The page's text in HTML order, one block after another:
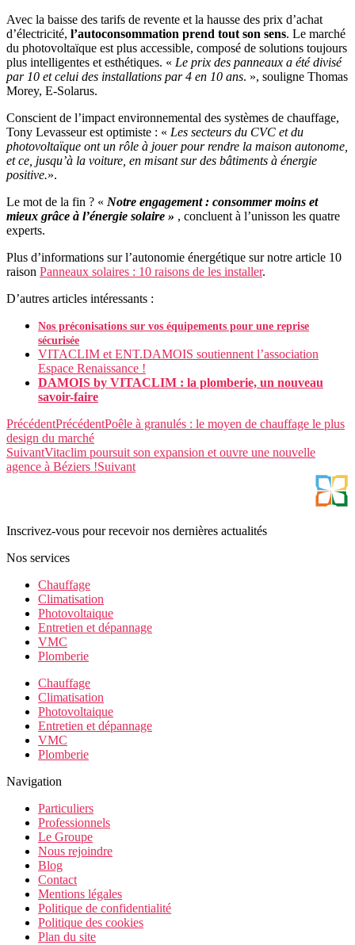
Avec la baisse des tarifs de revente et la hausse des prix d’achat
d’électricité, l’autoconsommation prend tout son sens. Le marché
du photovoltaïque est plus accessible, composé de solutions toujours
plus intelligentes et esthétiques. « Le prix des panneaux a été divisé
par 10 et celui des installations par 4 en 10 ans. », souligne Thomas
Morey, E-Solarus.
Conscient de l’impact environnemental des systèmes de chauffage,
Tony Levasseur est optimiste : « Les secteurs du CVC et du
photovoltaïque ont un rôle à jouer pour rendre la maison autonome,
et ce, jusqu’à la voiture, en misant sur des bâtiments à énergie
positive.».
Le mot de la fin ? « Notre engagement : consommer moins et
mieux grâce à l’énergie solaire » , concluent à l’unisson les quatre
experts.
Plus d’informations sur l’autonomie énergétique sur notre article 10
raison Panneaux solaires : 10 raisons de les installer.
D’autres articles intéressants :
Nos préconisations sur vos équipements pour une reprise
sécurisée
VITACLIM et ENT.DAMOIS soutiennent l’association
Espace Renaissance !
DAMOIS by VITACLIM : la plomberie, un nouveau
savoir-faire
PrécédentPrécédentPoêle à granulés : le moyen de chauffage le plus
design du marché
SuivantVitaclim poursuit son expansion et ouvre une nouvelle
agence à Béziers !Suivant
Inscrivez-vous pour recevoir nos dernières actualités
Nos services
Chauffage
Climatisation
Photovoltaique
Entretien et dépannage
VMC
Plomberie
Chauffage
Climatisation
Photovoltaique
Entretien et dépannage
VMC
Plomberie
Navigation
Particuliers
Professionnels
Le Groupe
Nous rejoindre
Blog
Contact
Mentions légales
Politique de confidentialité
Politique des cookies
Plan du site